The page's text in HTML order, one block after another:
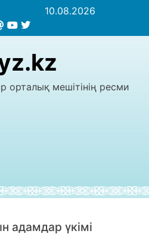
10.08.2026
орталық мешітінің ресми
адамдар үкімі